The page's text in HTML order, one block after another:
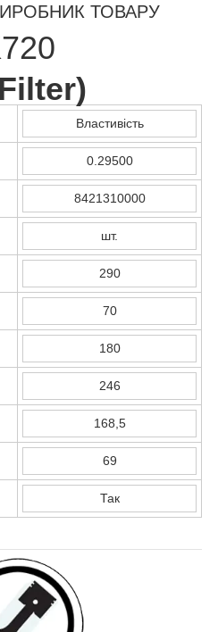
ТОВАРУ
)
Властивість
0.29500
8421310000
шт.
290
70
180
246
168,5
69
Так